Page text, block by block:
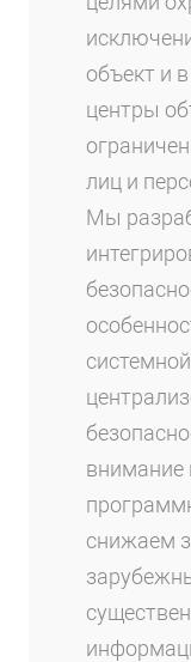
объект и
центры
лиц и
Мы
внимание
снижаем